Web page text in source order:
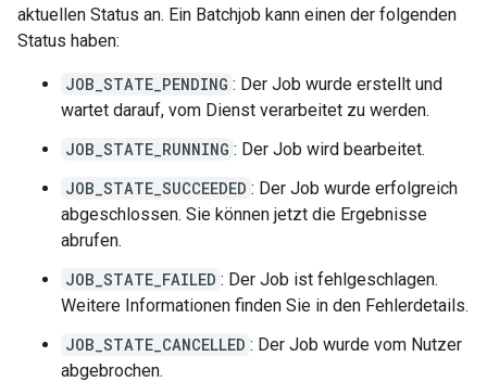
aktuellen Status an. Ein Batchjob kann einen der folgenden
Status haben:
JOB_STATE_PENDING : Der Job wurde erstellt und
wartet darauf, vom Dienst verarbeitet zu werden.
JOB_STATE_RUNNING : Der Job wird bearbeitet.
JOB_STATE_SUCCEEDED : Der Job wurde erfolgreich
abgeschlossen. Sie können jetzt die Ergebnisse
abrufen.
JOB_STATE_FAILED : Der Job ist fehlgeschlagen.
Weitere Informationen finden Sie in den Fehlerdetails.
JOB_STATE_CANCELLED : Der Job wurde vom Nutzer
abgebrochen.